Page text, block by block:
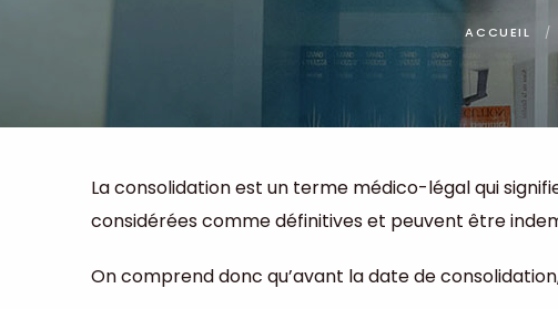
ACCUEIL
La consolidation est un terme médico-légal qui
considérées comme définitives et peuvent être
On comprend donc qu’avant la date de